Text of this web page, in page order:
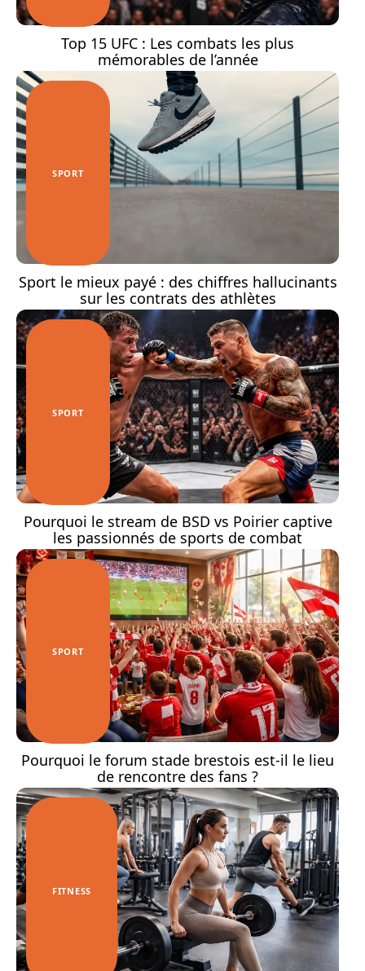
Top 15 UFC : Les combats les plus
mémorables de l’année
SPORT
Sport le mieux payé : des chiffres hallucinants
sur les contrats des athlètes
SPORT
Pourquoi le stream de BSD vs Poirier captive
les passionnés de sports de combat
SPORT
Pourquoi le forum stade brestois est-il le lieu
de rencontre des fans ?
FITNESS